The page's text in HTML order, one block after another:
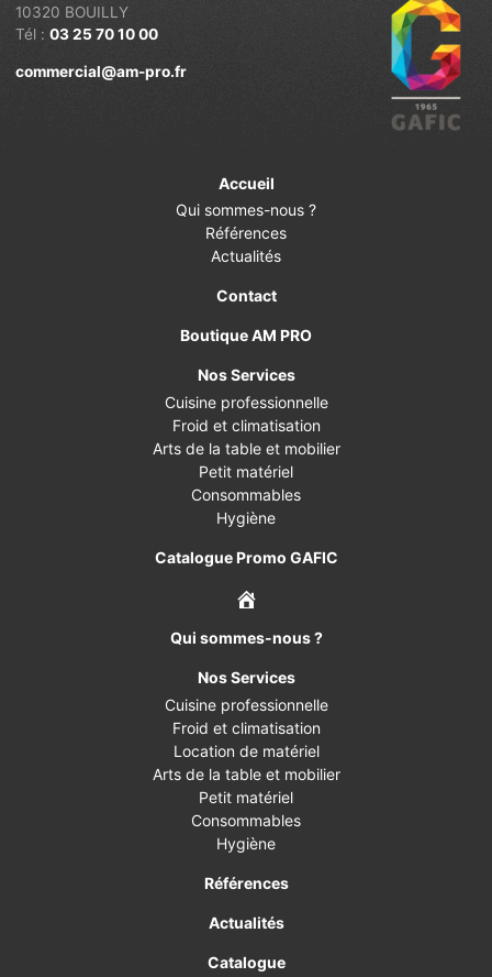
10320 BOUILLY
Tél : 03 25 70 10 00
commercial@am-pro.fr
Accueil
Qui sommes-nous ?
Références
Actualités
Contact
Boutique AM PRO
Nos Services
Cuisine professionnelle
Froid et climatisation
Arts de la table et mobilier
Petit matériel
Consommables
Hygiène
Catalogue Promo GAFIC
Qui sommes-nous ?
Nos Services
Cuisine professionnelle
Froid et climatisation
Location de matériel
Arts de la table et mobilier
Petit matériel
Consommables
Hygiène
Références
Actualités
Catalogue